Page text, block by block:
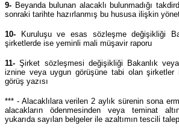
9- Beyanda bulunan alacaklı bulunmadığı
sonraki tarihte hazırlanmış bu hususa ilişkin
10- Kuruluşu ve esas sözleşme değişikliği
şirketlerde ise yeminli mali müşavir raporu
11- Şirket sözleşmesi değişikliği Bakanlık
iznine veya uygun görüşüne tabi olan
görüş yazısı
*** - Alacaklılara verilen 2 aylık sürenin sona
alacakların ödenmesinden veya teminat
yukarıda sayılan belgeler ile azaltımın tescili